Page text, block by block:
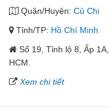
Quận/Huyện: Củ Chi
Tỉnh/TP: Hồ Chí Minh
Số 19, Tỉnh lộ 8, Ấp
HCM.
Xem chi tiết